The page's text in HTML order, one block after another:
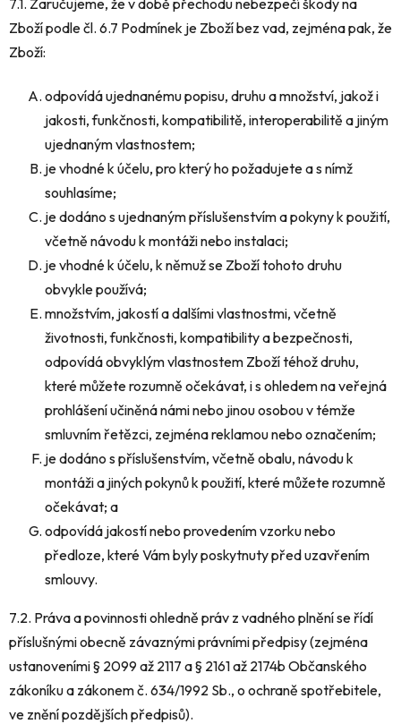
Zboží podle čl. 6.7 Podmínek je Zboží bez vad, zejména pak, že
Zboží:
odpovídá ujednanému popisu, druhu a množství, jakož i
jakosti, funkčnosti, kompatibilitě, interoperabilitě a jiným
ujednaným vlastnostem;
je vhodné k účelu, pro který ho požadujete a s nímž
souhlasíme;
je dodáno s ujednaným příslušenstvím a pokyny k použití,
včetně návodu k montáži nebo instalaci;
je vhodné k účelu, k němuž se Zboží tohoto druhu
obvykle používá;
množstvím, jakostí a dalšími vlastnostmi, včetně
životnosti, funkčnosti, kompatibility a bezpečnosti,
odpovídá obvyklým vlastnostem Zboží téhož druhu,
které můžete rozumně očekávat, i s ohledem na veřejná
prohlášení učiněná námi nebo jinou osobou v témže
smluvním řetězci, zejména reklamou nebo označením;
je dodáno s příslušenstvím, včetně obalu, návodu k
montáži a jiných pokynů k použití, které můžete rozumně
očekávat; a
odpovídá jakostí nebo provedením vzorku nebo
předloze, které Vám byly poskytnuty před uzavřením
smlouvy.
7.2. Práva a povinnosti ohledně práv z vadného plnění se řídí
příslušnými obecně závaznými právními předpisy (zejména
ustanoveními § 2099 až 2117 a § 2161 až 2174b Občanského
zákoníku a zákonem č. 634/1992 Sb., o ochraně spotřebitele,
ve znění pozdějších předpisů).